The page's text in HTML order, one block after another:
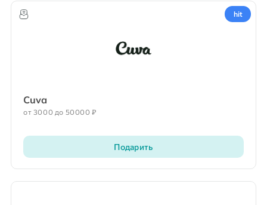
hit
Cuva
от 3000 до 50000 ₽
Подарить